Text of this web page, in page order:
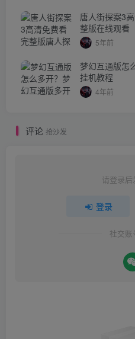
唐人街探案3
整版在线观看
5年前
梦幻互通版怎
挂机教程
4年前
评论 抢沙发
请登录
登录
社交账